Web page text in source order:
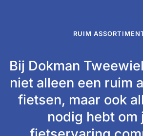
RUIM
Bij Dokman
niet alleen een ruim
fietsen, maar ook
nodig hebt om